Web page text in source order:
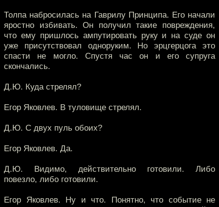
Толпа набросилась на Гаврилу Принципа. Его начали
яростно избивать. Он получил такие повреждения,
что ему пришлось ампутировать руку и на суде он
уже присутствовал одноруким. Но эрцгерцога это
спасти не могло. Спустя час он и его супруга
скончались.
Д.Ю. Куда стрелял?
Егор Яковлев. В туловище стрелял.
Д.Ю. С двух пуль обоих?
Егор Яковлев. Да.
Д.Ю. Видимо, действительно готовили. Либо
повезло, либо готовили.
Егор Яковлев. Ну и что. Понятно, что событие не